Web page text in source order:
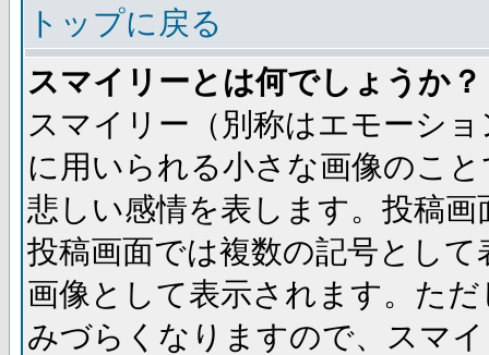
トップに戻る
スマイリーとは何でしょうか？
スマイリー（別称はエモーシ
に用いられる小さな画像のこ
悲しい感情を表します。投稿
投稿画面では複数の記号とし
画像として表示されます。た
みづらくなりますので、スマ